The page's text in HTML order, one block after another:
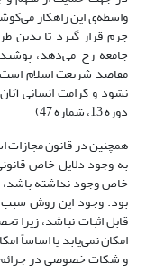
واسطه‌ی این راهکار
جرم قرار گیرد تا بدین
جامعه رخ می‌دهد،
مقاصد شریعت اسلام
دوره 13، شماره 47)
همچنین در قانون مجازات
به وجود دلایل خاص
خاص وجود نداشته باشد،
بود. وجود این روش سبب
قابل اثبات نباشد، زیرا
امکان نمی‌یابد یا اساساً
و شکات خصوصی در جرائم